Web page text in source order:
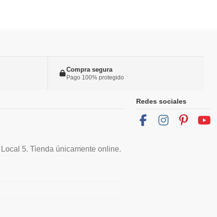
Compra segura
Pago 100% protegido
5. Tienda únicamente online.
Redes sociales